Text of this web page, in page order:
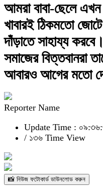
আমরা বাবা-ছেলে
খাবারই ঠিকমতো
দাঁড়াতে সাহায্য
সমাজের বিত্তবানরা
আবারও আগের মতো
Reporter Name
Update Time :
/ ১৩৬ Time View
📸 নিউজ ফটোকার্ড ডাউনলোড করুন